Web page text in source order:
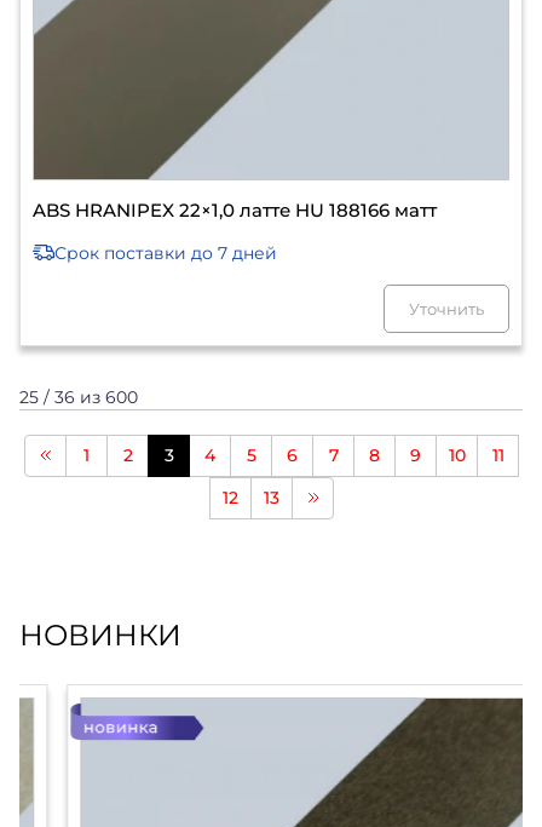
ABS HRANIPEX 22×1,0 латте HU 188166 матт
Срок поставки до 7 дней
Уточнить
25 / 36 из 600
1 2 3 4 5 6 7 8 9 10
11
12
13
НОВИНКИ